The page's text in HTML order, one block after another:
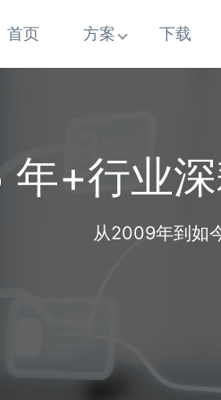
首页 方案 下载
年+行业
从2009年到如